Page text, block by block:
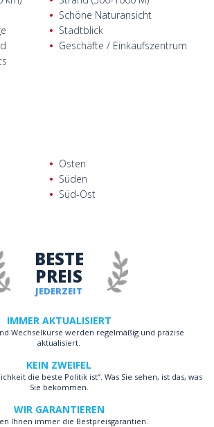
Schöne Naturansicht
Stadtblick
Geschäfte / Einkaufszentrum
Osten
Süden
Süd-Ost
JEDERZEIT
BESTE
PREIS
IMMER AKTUALISIERT
Wechselkurse werden regelmäßig und präzise
aktualisiert.
KEIN ZWEIFEL
die beste Politik ist“. Was Sie sehen, ist das, was
Sie bekommen.
WIR GARANTIEREN
Ihnen immer die Bestpreisgarantien.